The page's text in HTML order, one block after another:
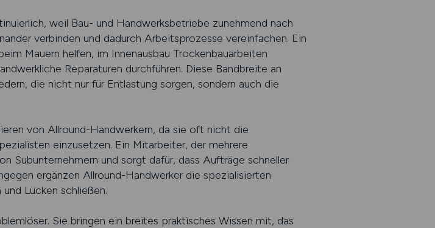
weil Bau- und Handwerksbetriebe zunehmend nach
verbinden und dadurch Arbeitsprozesse vereinfachen. Ein
Mauern helfen, im Innenausbau Trockenbauarbeiten
Reparaturen durchführen. Diese Bandbreite an
die nicht nur für Entlastung sorgen, sondern auch die
von Allround-Handwerkern, da sie oft nicht die
einzusetzen. Ein Mitarbeiter, der mehrere
Subunternehmern und sorgt dafür, dass Aufträge schneller
ergänzen Allround-Handwerker die spezialisierten
Lücken schließen.
Sie bringen ein breites praktisches Wissen mit, das